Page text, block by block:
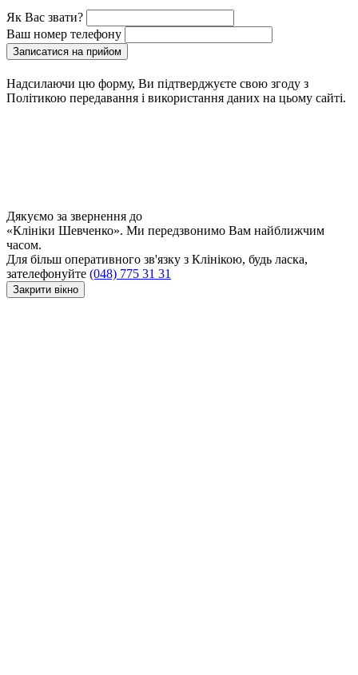
Як Вас звати?
Ваш номер телефону
Записатися на прийом
Надсилаючи цю форму, Ви підтверджуєте свою згоду з
Політикою передавання і використання даних на цьому сайті.
Дякуємо за звернення до
«Клініки Шевченко». Ми передзвонимо Вам найближчим
часом.
Для більш оперативного зв'язку з Клінікою, будь ласка,
зателефонуйте (048) 775 31 31
Закрити вікно